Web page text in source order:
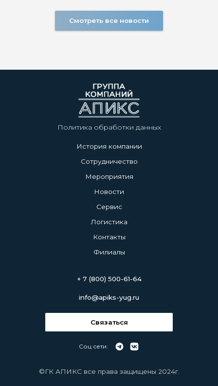
Связаться
Смотреть все новости
Политика обработки данных
История компании
Сотрудничество
Мероприятия
Новости
Сервис
Логистика
Контакты
Филиалы
+ 7 (800) 500-61-64
info@apiks-yug.ru
Связаться
Соц сети:
©ГК АПИКС все права защищены 2024г.